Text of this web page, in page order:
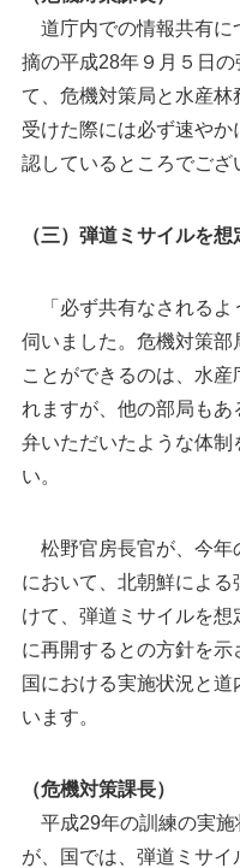
道庁内での情報共有に
摘の平成28年９月５日
て、危機対策局と水産
受けた際には必ず速や
認しているところでござ
（三）弾道ミサイルを
「必ず共有なされるよ
伺いました。危機対策部
ことができるのは、水
れますが、他の部局も
弁いただいたような体制
い。
松野官房長官が、今年
において、北朝鮮によ
けて、弾道ミサイルを想
に再開するとの方針を
国における実施状況と
います。
（危機対策課長）
平成29年の訓練の実施
が、国では、弾道ミサイ